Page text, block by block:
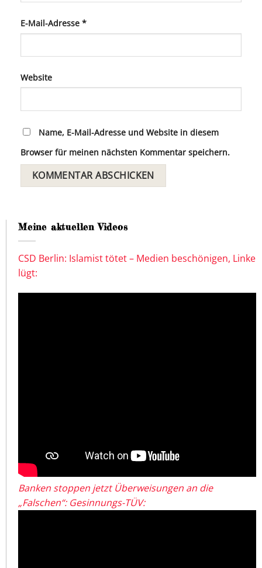
E-Mail-Adresse *
Website
Name, E-Mail-Adresse und Website in diesem
Browser für meinen nächsten Kommentar speichern.
Meine aktuellen Videos
CSD Berlin: Islamist tötet – Medien beschönigen, Linke
lügt:
Banken stoppen jetzt Überweisungen an die
„Falschen“: Gesinnungs-TÜV: